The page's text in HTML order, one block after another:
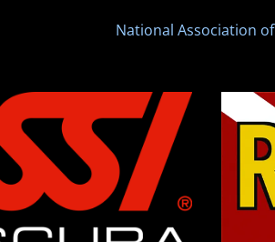
National Association